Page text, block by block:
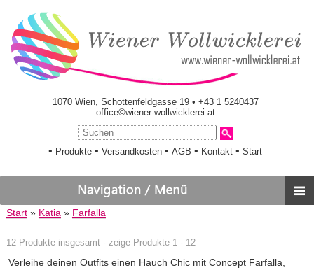
1070 Wien, Schottenfeldgasse 19 • +43 1 5240437
office©wiener-wollwicklerei.at
• Produkte •Versandkosten •AGB • Kontakt •Start
Start» Katia» Farfalla
12 Produkte insgesamt - zeige Produkte 1 - 12
Verleihe deinen Outfits einen Hauch Chic mit Concept Farfalla,